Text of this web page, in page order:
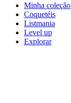
Minha coleção
Coquetéis
Listmania
Level up
Explorar